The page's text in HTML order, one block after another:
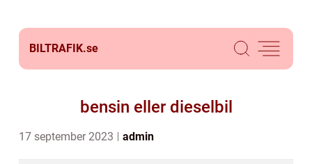
BILTRAFIK.se
bensin eller dieselbil
17 september 2023 admin